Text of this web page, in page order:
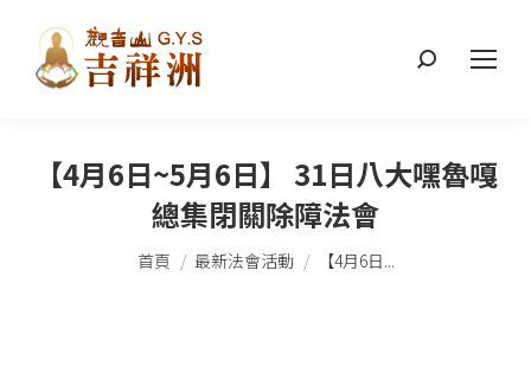
搜
【4月6日~5月6日】 31日八大嘿魯嘎
總集閉關除障法會
您在這裡：
首頁 最新法會活動 【4月6日...